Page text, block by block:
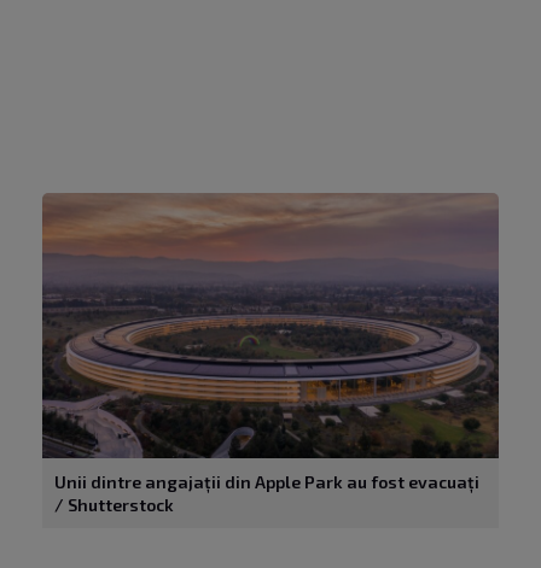
Unii dintre angajații din Apple Park au fost evacuați
/ Shutterstock